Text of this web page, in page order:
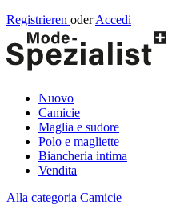
Registrieren oder Accedi
Nuovo
Camicie
Maglia e sudore
Polo e magliette
Biancheria intima
Vendita
Alla categoria Camicie